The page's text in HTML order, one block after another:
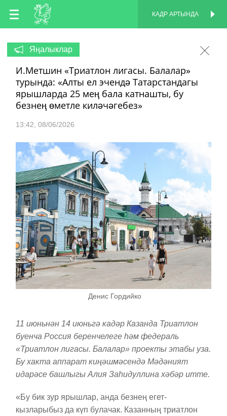
TT
EN
КАДР АРТЫНДА
Яңалыклар
И.Метшин «Триатлон лигасы. Балалар»
турында: «Алты ел эчендә Татарстандагы
ярышларда 25 мең бала катнашты, бу
безнең өметле киләчәгебез»
13:42 08/06/2026
Денис Гордийко
11 июньнән 14 июньгә кадәр Казанда Триатлон
буенча Россия беренчелеге һәм федераль
«Триатлон лигасы. Балалар» проекты этабы уза.
Бу хакта аппарат киңәшмәсендә Мәдәният
идарәсе башлыгы Алия Заһидуллина хәбәр итте.
«Бу бик зур ярышлар, анда безнең егет-
кызларыбыз да күп булачак. Казанның триатлон
КАДР АРТЫНДА